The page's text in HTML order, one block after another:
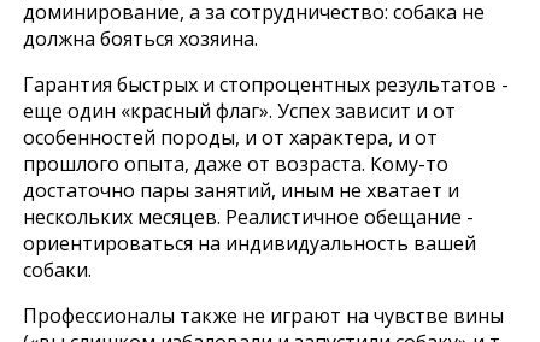
доминирование, а за сотрудничество: собака не
должна бояться хозяина.
Гарантия быстрых и стопроцентных результатов -
еще один «красный флаг». Успех зависит и от
особенностей породы, и от характера, и от
прошлого опыта, даже от возраста. Кому-то
достаточно пары занятий, иным не хватает и
нескольких месяцев. Реалистичное обещание -
ориентироваться на индивидуальность вашей
собаки.
Профессионалы также не играют на чувстве вины